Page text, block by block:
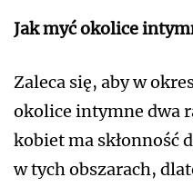
Jak myć okolice
Zaleca się, aby w
okolice intymne dwa
kobiet ma skłonność
w tych obszarach,